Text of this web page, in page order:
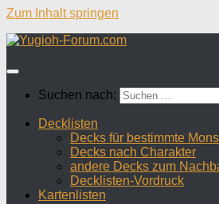
Zum Inhalt springen
Suchen nach:
Decklisten
Decks für bestimmte
Decks nach Charakter
andere Decks zum
Decklisten-Vordruck
Kartenlisten